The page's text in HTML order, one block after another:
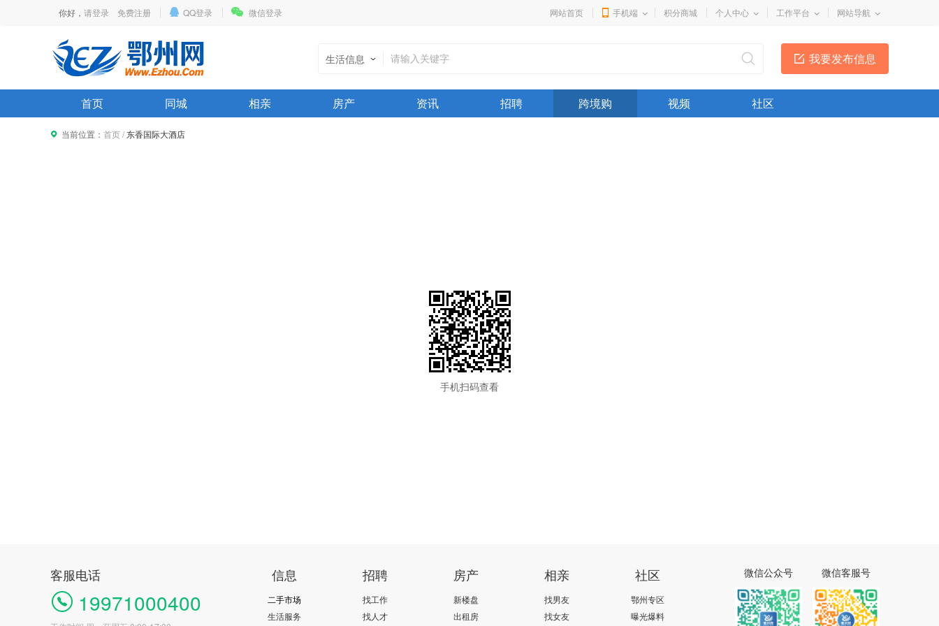
你好， 请登录 免费注册 QQ登录 微信登录 网站首页 手机端 积分商城 个人中心 工作平台 网站导航
我要发布信息
生活信息
首页 同城 相亲 房产 资讯 招聘 跨境购 视频 社区
当前位置： 首页/ 东香国际大酒店
手机扫码查看
客服电话
19971000400
信息
二手市场
生活服务
招聘
找工作
找人才
房产
新楼盘
出租房
相亲
找男友
找女友
社区
鄂州专区
曝光爆料
微信公众号 微信客服号